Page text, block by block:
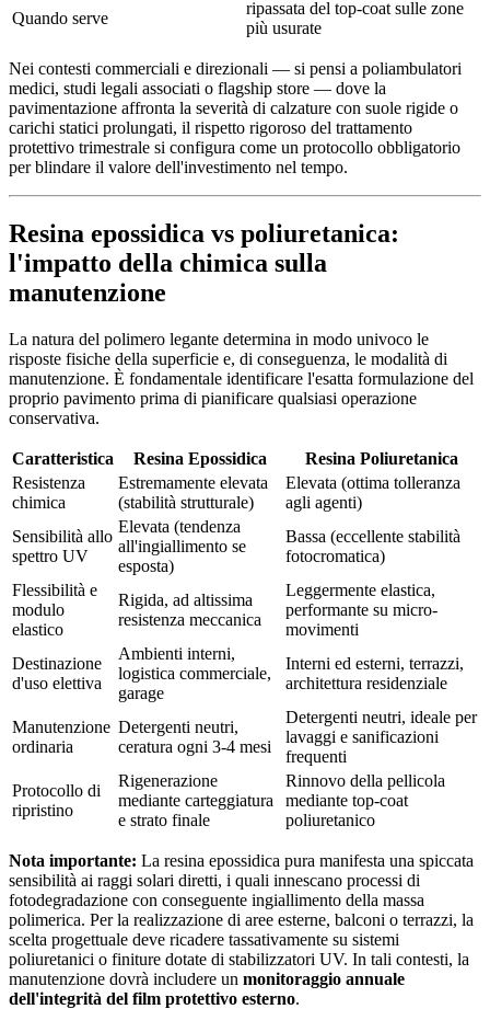
Quando serve
ripassata del top-coat sulle zone
più usurate
Nei contesti commerciali e direzionali — si pensi a poliambulatori
medici, studi legali associati o flagship store — dove la
pavimentazione affronta la severità di calzature con suole rigide o
carichi statici prolungati, il rispetto rigoroso del trattamento
protettivo trimestrale si configura come un protocollo obbligatorio
per blindare il valore dell'investimento nel tempo.
Resina epossidica vs poliuretanica:
l'impatto della chimica sulla
manutenzione
La natura del polimero legante determina in modo univoco le
risposte fisiche della superficie e, di conseguenza, le modalità di
manutenzione. È fondamentale identificare l'esatta formulazione del
proprio pavimento prima di pianificare qualsiasi operazione
conservativa.
Caratteristica Resina Epossidica
Resina Poliuretanica
Resistenza
chimica
Estremamente elevata
(stabilità strutturale)
Elevata (ottima tolleranza
agli agenti)
Sensibilità allo
spettro UV
Elevata (tendenza
all'ingiallimento se
esposta)
Bassa (eccellente stabilità
fotocromatica)
Flessibilità e
modulo
elastico
Rigida, ad altissima
resistenza meccanica
Leggermente elastica,
performante su micro-
movimenti
Destinazione
d'uso elettiva
Ambienti interni,
logistica commerciale,
garage
Interni ed esterni, terrazzi,
architettura residenziale
Manutenzione
ordinaria
Detergenti neutri,
ceratura ogni 3-4 mesi
Detergenti neutri, ideale per
lavaggi e sanificazioni
frequenti
Protocollo di
ripristino
Rigenerazione
mediante carteggiatura
e strato finale
Rinnovo della pellicola
mediante top-coat
poliuretanico
Nota importante: La resina epossidica pura manifesta una spiccata
sensibilità ai raggi solari diretti, i quali innescano processi di
fotodegradazione con conseguente ingiallimento della massa
polimerica. Per la realizzazione di aree esterne, balconi o terrazzi, la
scelta progettuale deve ricadere tassativamente su sistemi
poliuretanici o finiture dotate di stabilizzatori UV. In tali contesti, la
manutenzione dovrà includere un monitoraggio annuale
dell'integrità del film protettivo esterno.